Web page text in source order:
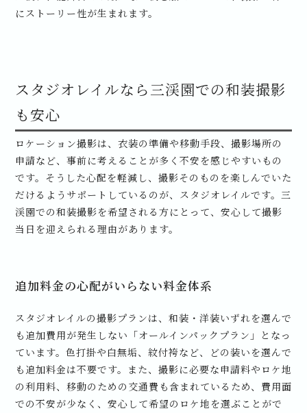
にストーリー性が生まれます。
スタジオレイルなら三渓園での和装撮影
も安心
ロケーション撮影は、衣装の準備や移動手段、撮影場所の
申請など、事前に考えることが多く不安を感じやすいもの
です。そうした心配を軽減し、撮影そのものを楽しんでいた
だけるようサポートしているのが、スタジオレイルです。三
渓園での和装撮影を希望される方にとって、安心して撮影
当日を迎えられる理由があります。
追加料金の心配がいらない料金体系
スタジオレイルの撮影プランは、和装・洋装いずれを選んで
も追加費用が発生しない「オールインパックプラン」となっ
ています。色打掛や白無垢、紋付袴など、どの装いを選んで
も追加料金は不要です。また、撮影に必要な申請料やロケ地
の利用料、移動のための交通費も含まれているため、費用面
での不安が少なく、安心して希望のロケ地を選ぶことがで